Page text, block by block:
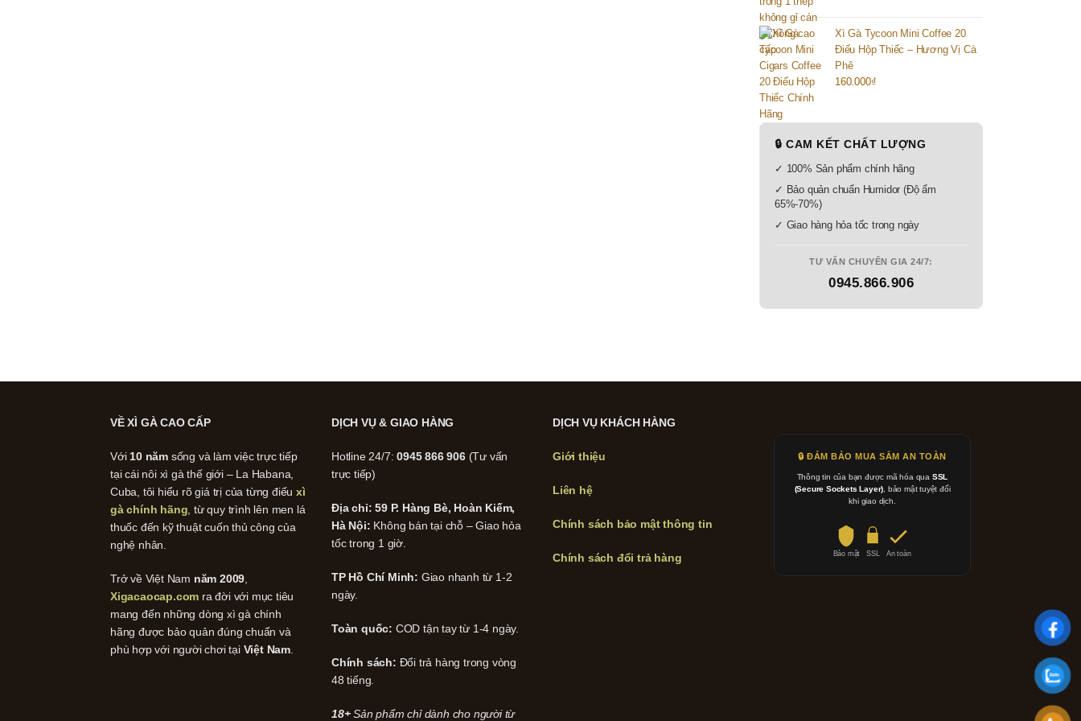
Xì Gà Tycoon Mini Coffee 20
Điếu Hộp Thiếc – Hương Vị Cà
Phê
160.000₫
🔒 CAM KẾT CHẤT LƯỢNG
✓ 100% Sản phẩm chính hãng
✓ Bảo quản chuẩn Humidor (Độ ẩm
65%-70%)
✓ Giao hàng hỏa tốc trong ngày
TƯ VẤN CHUYÊN GIA 24/7:
0945.866.906
VỀ XÌ GÀ CAO CẤP
Với 10 năm sống và làm việc trực tiếp
tại cái nôi xì gà thế giới – La Habana,
Cuba, tôi hiểu rõ giá trị của từng điếuxì
gà chính hãng , từ quy trình lên men lá
thuốc đến kỹ thuật cuốn thủ công của
nghệ nhân.
Trở về Việt Nam năm 2009
Xigacaocap.com ra đời với mục tiêu
mang đến những dòng xì gà chính
hãng được bảo quản đúng chuẩn và
phù hợp với người chơi tại Việt Nam
DỊCH VỤ & GIAO HÀNG
Hotline 24/7:0945 866 906(Tư vấn
trực tiếp)
Địa chỉ: 59 P. Hàng Bè, Hoàn Kiếm,
Hà Nội: Không bán tại chỗ – Giao hỏa
tốc trong 1 giờ.
TP Hồ Chí Minh: Giao nhanh từ 1-2
ngày.
Toàn quốc: COD tận tay từ 1-4 ngày.
Chính sách: Đổi trả hàng trong vòng
48 tiếng.
18+Sản phẩm chỉ dành cho người từ
DỊCH VỤ KHÁCH HÀNG
Giới thiệu
Liên hệ
Chính sách bảo mật thông tin
Chính sách đổi trả hàng
🔒 ĐẢM BẢO MUA SẮM AN TOÀN
Thông tin của bạn được mã hóa qua SSL
(Secure Sockets Layer) , bảo mật tuyệt đối
khi giao dịch.
Bảo mật SSL An toàn